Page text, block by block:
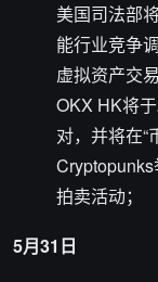
美国司法部
能行业竞争
虚拟资产交
OKX HK将
对，并将在“
Cryptopunks
拍卖活动；
5月31日